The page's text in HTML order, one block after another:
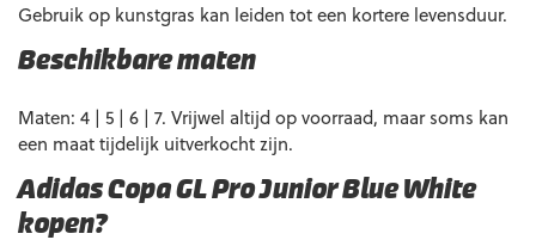
Gebruik op kunstgras kan leiden tot een kortere levensduur.
Beschikbare maten
Maten: 4 | 5 | 6 | 7. Vrijwel altijd op voorraad, maar soms kan
een maat tijdelijk uitverkocht zijn.
Adidas Copa GL Pro Junior Blue White
kopen?